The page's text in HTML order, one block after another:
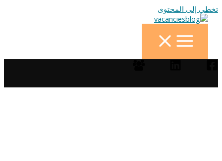
تخطي إلى المحتوى